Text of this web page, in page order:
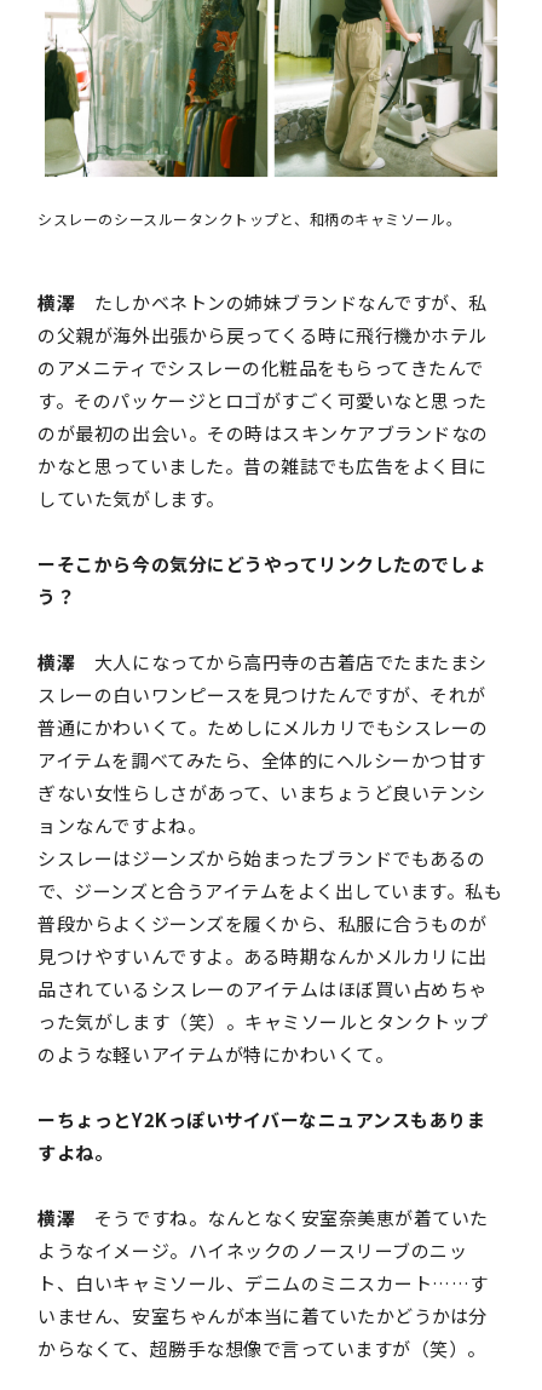
シスレーのシースルータンクトップと、和柄のキャミソール。
横澤 たしかベネトンの姉妹ブランドなんですが、私
の父親が海外出張から戻ってくる時に飛行機かホテル
のアメニティでシスレーの化粧品をもらってきたんで
す。そのパッケージとロゴがすごく可愛いなと思った
のが最初の出会い。その時はスキンケアブランドなの
かなと思っていました。昔の雑誌でも広告をよく目に
していた気がします。
ーそこから今の気分にどうやってリンクしたのでしょ
う？
横澤 大人になってから高円寺の古着店でたまたまシ
スレーの白いワンピースを見つけたんですが、それが
普通にかわいくて。ためしにメルカリでもシスレーの
アイテムを調べてみたら、全体的にヘルシーかつ甘す
ぎない女性らしさがあって、いまちょうど良いテンシ
ョンなんですよね。
シスレーはジーンズから始まったブランドでもあるの
で、ジーンズと合うアイテムをよく出しています。私も
普段からよくジーンズを履くから、私服に合うものが
見つけやすいんですよ。ある時期なんかメルカリに出
品されているシスレーのアイテムはほぼ買い占めちゃ
った気がします（笑）。キャミソールとタンクトップ
のような軽いアイテムが特にかわいくて。
ーちょっとY2Kっぽいサイバーなニュアンスもありま
すよね。
横澤 そうですね。なんとなく安室奈美恵が着ていた
ようなイメージ。ハイネックのノースリーブのニッ
ト、白いキャミソール、デニムのミニスカート……す
いません、安室ちゃんが本当に着ていたかどうかは分
からなくて、超勝手な想像で言っていますが（笑）。